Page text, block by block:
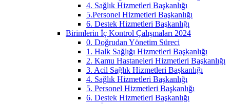
4. Sağlık Hizmetleri Başkanlığı
5.Personel Hizmetleri Başkanlığı
6. Destek Hizmetleri Başkanlığı
Birimlerin İç Kontrol Çalışmaları 2024
0. Doğrudan Yönetim Süreci
1. Halk Sağlığı Hizmetleri Başkanlığı
2. Kamu Hastaneleri Hizmetleri Başkanlığı
3. Acil Sağlık Hizmetleri Başkanlığı
4. Sağlık Hizmetleri Başkanlığı
5. Personel Hizmetleri Başkanlığı
6. Destek Hizmetleri Başkanlığı